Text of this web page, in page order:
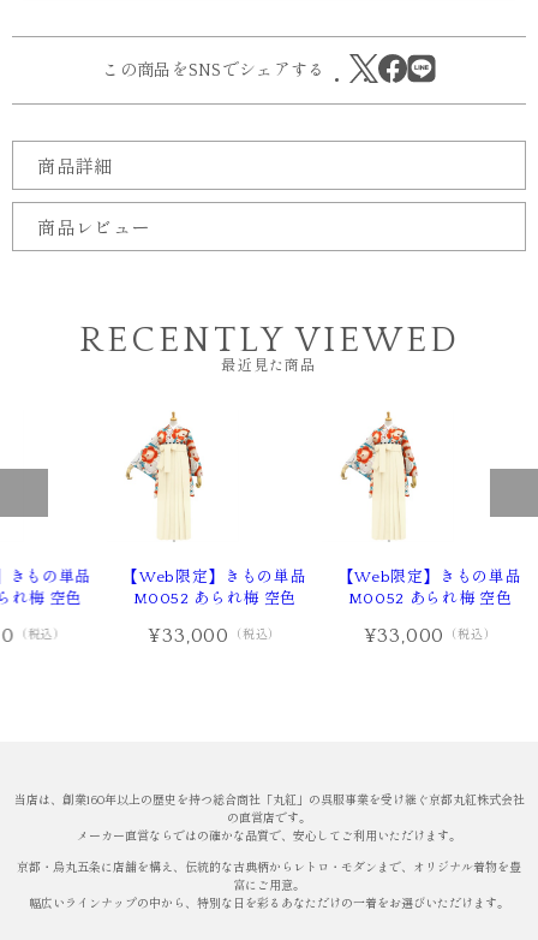
この商品をSNSでシェアする
商品詳細
商品レビュー
RECENTLY VIEWED
最近見た商品
きもの単品
れ梅 空色
（税込）
【Web限定】きもの単品
M0052 あられ梅 空色
¥33,000 （税込）
【Web限定】きもの単品
M0052 あられ梅 空色
¥33,000 （税込）
当店は、創業160年以上の歴史を持つ総合商社「丸紅」の呉服事業を受け継ぐ京都丸紅株式会社
の直営店です。
メーカー直営ならではの確かな品質で、安心してご利用いただけます。
京都・烏丸五条に店舗を構え、伝統的な古典柄からレトロ・モダンまで、オリジナル着物を豊
富にご用意。
幅広いラインナップの中から、特別な日を彩るあなただけの一着をお選びいただけます。